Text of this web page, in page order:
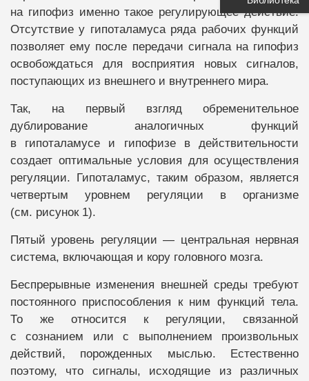
на гипофиз именно такое регулирующее действие.
Отсутствие у гипоталамуса ряда рабочих функций
позволяет ему после передачи сигнала на гипофиз
освобождаться для восприятия новых сигналов,
поступающих из внешнего и внутреннего мира.
Так, на первый взгляд обременительное
дублирование аналогичных функций
в гипоталамусе и гипофизе в действительности
создает оптимальные условия для осуществления
регуляции. Гипоталамус, таким образом, является
четвертым уровнем регуляции в организме
(см. рисунок 1).
Пятый уровень регуляции — центральная нервная
система, включающая и кору головного мозга.
Беспрерывные изменения внешней среды требуют
постоянного приспособления к ним функций тела.
То же относится к регуляции, связанной
с сознанием или с выполнением произвольных
действий, порожденных мыслью. Естественно
поэтому, что сигналы, исходящие из различных